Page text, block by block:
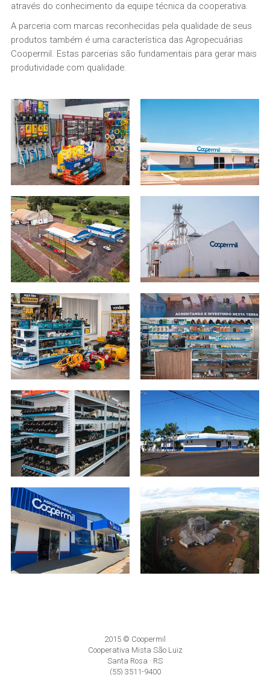
através do conhecimento da equipe técnica da cooperativa.
A parceria com marcas reconhecidas pela qualidade de seus
produtos também é uma característica das Agropecuárias
Coopermil. Estas parcerias são fundamentais para gerar mais
produtividade com qualidade.
2015 © Coopermil
Cooperativa Mista São Luiz
Santa Rosa · RS
(55) 3511-9400